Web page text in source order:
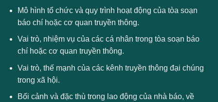
Mô hình tổ chức và quy trình hoạt động của tòa soạn
báo chí hoặc cơ quan truyền thông.
Vai trò, nhiệm vụ của các cá nhân trong tòa soạn báo
chí hoặc cơ quan truyền thông.
Vai trò, thế mạnh của các kênh truyền thông đại chúng
trong xã hội.
Bối cảnh và đặc thù trong lao động của nhà báo, về